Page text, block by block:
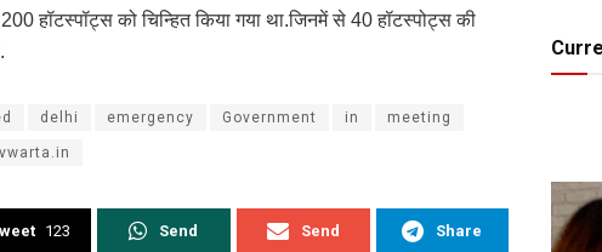
हॉटस्पॉट्स को चिन्हित किया गया था.जिनमें से 40 हॉटस्पोट्स की
delhi emergency Government in meeting
123 Send Send Share